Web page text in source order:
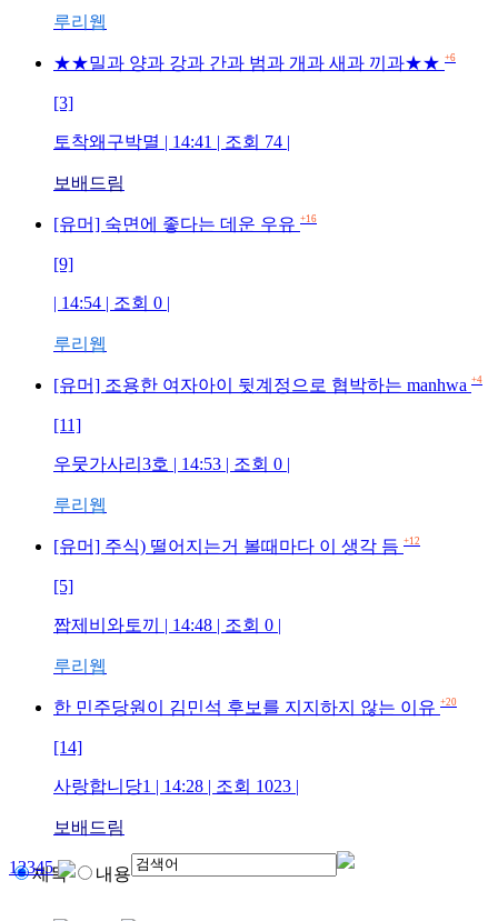
루리웹
★★밀과 양과 강과 간과 범과 개과 새과 끼과★★ +6
[3]
토착왜구박멸 | 14:41 | 조회 74 |
보배드림
[유머] 숙면에 좋다는 데운 우유 +16
[9]
| 14:54 | 조회 0 |
루리웹
[유머] 조용한 여자아이 뒷계정으로 협박하는 manhwa +4
[11]
우뭇가사리3호 | 14:53 | 조회 0 |
루리웹
[유머] 주식) 떨어지는거 볼때마다 이 생각 듬 +12
[5]
짭제비와토끼 | 14:48 | 조회 0 |
루리웹
한 민주당원이 김민석 후보를 지지하지 않는 이유 +20
[14]
사랑합니당1 | 14:28 | 조회 1023 |
보배드림
12345
제목 내용